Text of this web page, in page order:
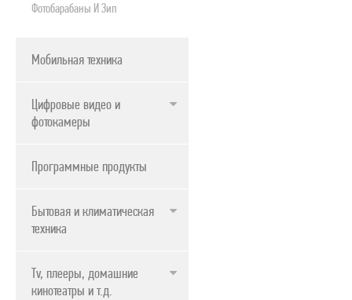
Фотобарабаны И Зип
Мобильная техника
Цифровые видео и
фотокамеры
Программные продукты
Бытовая и климатическая
техника
Tv, плееры, домашние
кинотеатры и т.д.